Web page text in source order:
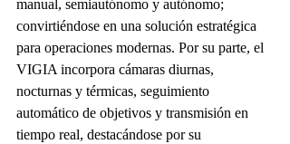
manual, semiautónomo y autónomo;
convirtiéndose en una solución estratégica
para operaciones modernas. Por su parte, el
VIGIA incorpora cámaras diurnas,
nocturnas y térmicas, seguimiento
automático de objetivos y transmisión en
tiempo real, destacándose por su